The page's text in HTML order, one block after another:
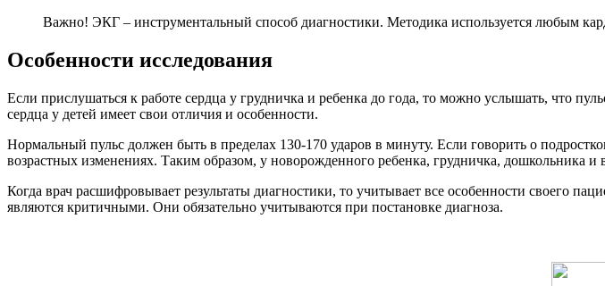
Важно! ЭКГ – инструментальный способ диагностики. Методика используется любым
Особенности исследования
Если прислушаться к работе сердца у грудничка и ребенка до года, то можно услышать, что
сердца у детей имеет свои отличия и особенности.
Нормальный пульс должен быть в пределах 130-170 ударов в минуту. Если говорить о
возрастных изменениях. Таким образом, у новорожденного ребенка, грудничка, дошкольника
Когда врач расшифровывает результаты диагностики, то учитывает все особенности своего
являются критичными. Они обязательно учитываются при постановке диагноза.